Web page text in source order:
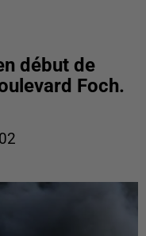
début de
Foch.